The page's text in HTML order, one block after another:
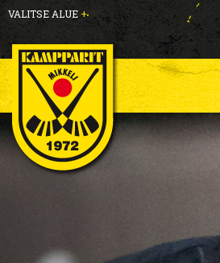
VALITSE ALUE +